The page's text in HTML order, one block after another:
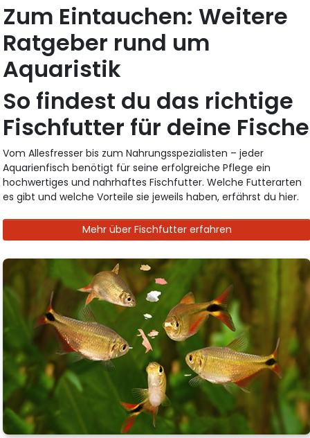
Zum Eintauchen: Weitere
Ratgeber rund um
Aquaristik
So findest du das richtige
Fischfutter für deine Fische
Vom Allesfresser bis zum Nahrungsspezialisten – jeder
Aquarienfisch benötigt für seine erfolgreiche Pflege ein
hochwertiges und nahrhaftes Fischfutter. Welche Futterarten
es gibt und welche Vorteile sie jeweils haben, erfährst du hier.
Mehr über Fischfutter erfahren